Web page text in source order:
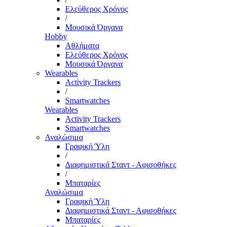
Ελεύθερος Χρόνος
/
Μουσικά Όργανα
Hobby
Αθλήματα
Ελεύθερος Χρόνος
Μουσικά Όργανα
Wearables
Activity Trackers
/
Smartwatches
Wearables
Activity Trackers
Smartwatches
Αναλώσιμα
Γραφική Ύλη
/
Διαφημιστικά Σταντ - Αφισοθήκες
/
Μπαταρίες
Αναλώσιμα
Γραφική Ύλη
Διαφημιστικά Σταντ - Αφισοθήκες
Μπαταρίες